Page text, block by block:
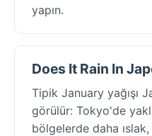
yapın.
Does It Rain In
Tipik January yağışı
görülür: Tokyo'de
bölgelerde daha